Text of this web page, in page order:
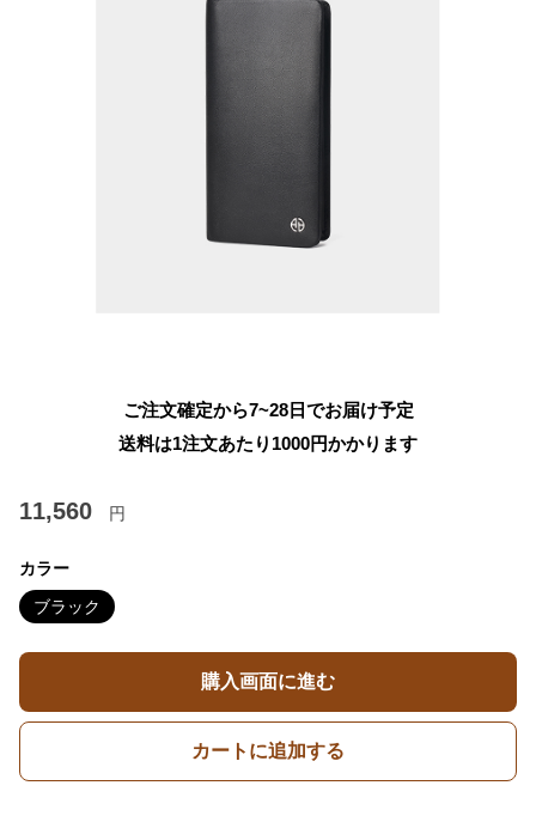
ご注文確定から7~28日でお届け予定
送料は1注文あたり 1000円かかります
11,560 円
カラー
ブラック
購入画面に進む
カートに追加する